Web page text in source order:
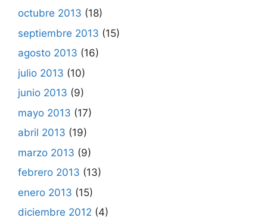
octubre 2013 (18)
septiembre 2013 (15)
agosto 2013 (16)
julio 2013 (10)
junio 2013 (9)
mayo 2013 (17)
abril 2013 (19)
marzo 2013 (9)
febrero 2013 (13)
enero 2013 (15)
diciembre 2012 (4)